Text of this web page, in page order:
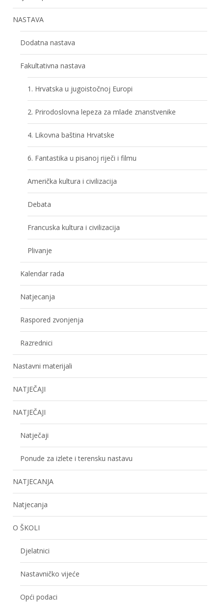
NASTAVA
Dodatna nastava
Fakultativna nastava
1. Hrvatska u jugoistočnoj Europi
2. Prirodoslovna lepeza za mlade znanstvenike
4. Likovna baština Hrvatske
6. Fantastika u pisanoj riječi i filmu
Američka kultura i civilizacija
Debata
Francuska kultura i civilizacija
Plivanje
Kalendar rada
Natjecanja
Raspored zvonjenja
Razrednici
Nastavni materijali
NATJEČAJI
NATJEČAJI
Natječaji
Ponude za izlete i terensku nastavu
NATJECANJA
Natjecanja
O ŠKOLI
Djelatnici
Nastavničko vijeće
Opći podaci